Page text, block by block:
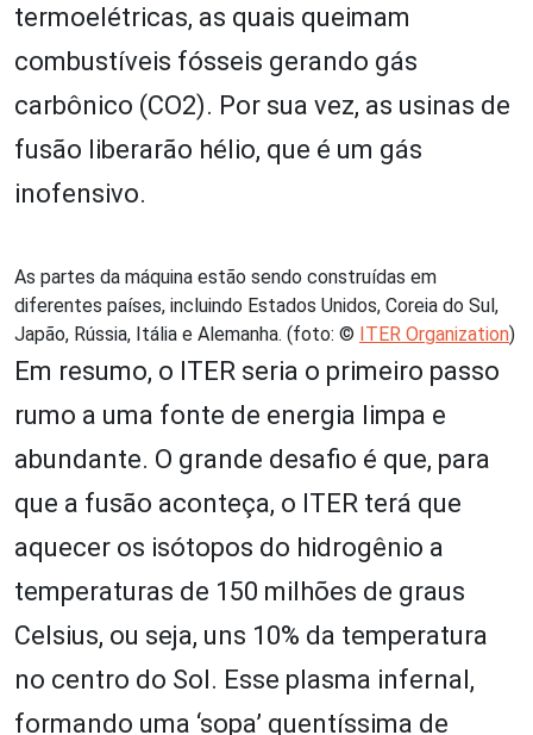
termoelétricas, as quais queimam
combustíveis fósseis gerando gás
carbônico (CO2). Por sua vez, as usinas de
fusão liberarão hélio, que é um gás
inofensivo.
As partes da máquina estão sendo construídas em
diferentes países, incluindo Estados Unidos, Coreia do Sul,
Japão, Rússia, Itália e Alemanha. (foto: © ITER Organization)
Em resumo, o ITER seria o primeiro passo
rumo a uma fonte de energia limpa e
abundante. O grande desafio é que, para
que a fusão aconteça, o ITER terá que
aquecer os isótopos do hidrogênio a
temperaturas de 150 milhões de graus
Celsius, ou seja, uns 10% da temperatura
no centro do Sol. Esse plasma infernal,
formando uma ‘sopa’ quentíssima de